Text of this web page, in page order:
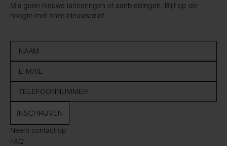
Neem contact op
FAQ
Mis geen nieuwe lanceringen of aanbiedingen. Blijf op de
hoogte met onze nieuwsbrief
INSCHRIJVEN